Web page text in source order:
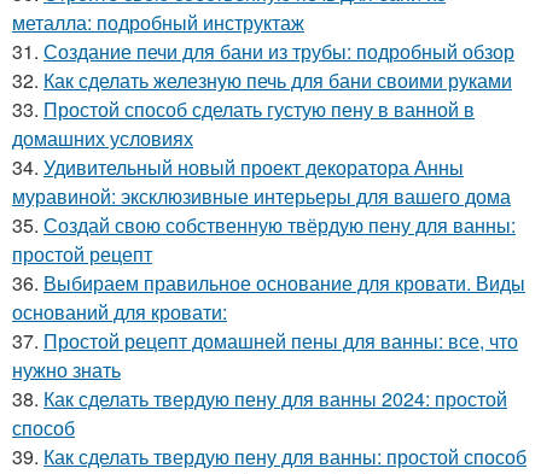
металла: подробный инструктаж
31. Создание печи для бани из трубы: подробный обзор
32. Как сделать железную печь для бани своими руками
33. Простой способ сделать густую пену в ванной в
домашних условиях
34. Удивительный новый проект декоратора Анны
муравиной: эксклюзивные интерьеры для вашего дома
35. Создай свою собственную твёрдую пену для ванны:
простой рецепт
36. Выбираем правильное основание для кровати. Виды
оснований для кровати:
37. Простой рецепт домашней пены для ванны: все, что
нужно знать
38. Как сделать твердую пену для ванны 2024: простой
способ
39. Как сделать твердую пену для ванны: простой способ